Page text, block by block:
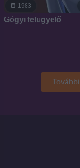
1983
Gógyi felügyelő